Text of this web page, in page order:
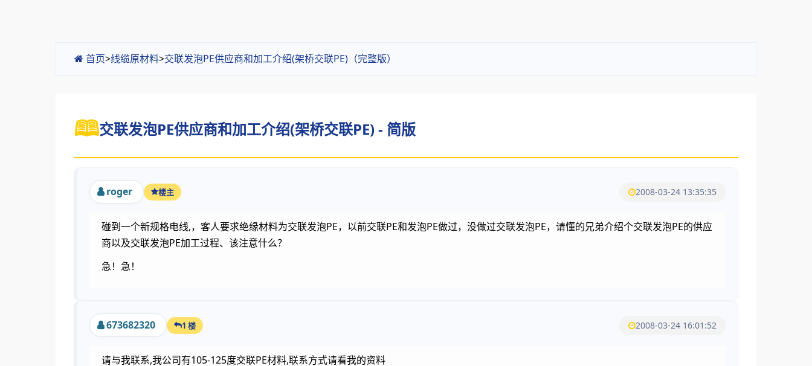
首页>线缆原材料>交联发泡PE供应商和加工介绍(架桥交联PE)（完整版）
交联发泡PE供应商和加工介绍(架桥交联PE) - 简版
roger 楼主 2008-03-24 13:35:35
碰到一个新规格电线,，客人要求绝缘材料为交联发泡PE，以前交联PE和发泡PE做过，没做过交联发泡PE，请懂的兄弟介绍个交联发泡PE的供应
商以及交联发泡PE加工过程、该注意什么？
急！急！
673682320 1 楼 2008-03-24 16:01:52
请与我联系,我公司有105-125度交联PE材料,联系方式请看我的资料